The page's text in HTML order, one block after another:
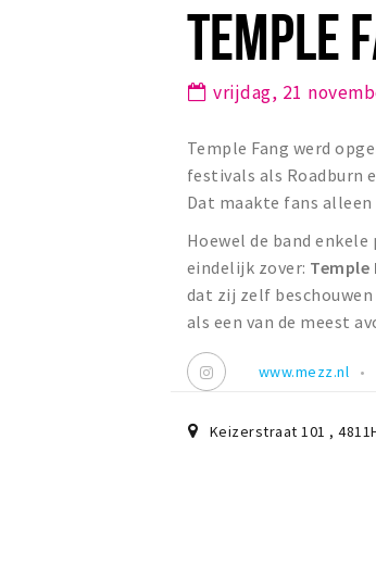
TEMPLE
vrijdag, 21
Temple Fang werd
festivals als Roadburn
Dat maakte fans
Hoewel de band
eindelijk zover: Temple
dat zij zelf
als een van de meest
www.mezz.nl
Keizerstraat 101 ,